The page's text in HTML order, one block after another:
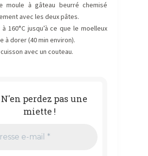
moule à gâteau beurré chemisé
avec les deux pâtes.
160°C jusqu’à ce que le moelleux
à dorer (40 min environ).
avec un couteau.
N'en perdez pas une
miette !